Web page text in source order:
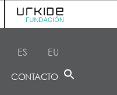
ES EU
CONTACTO